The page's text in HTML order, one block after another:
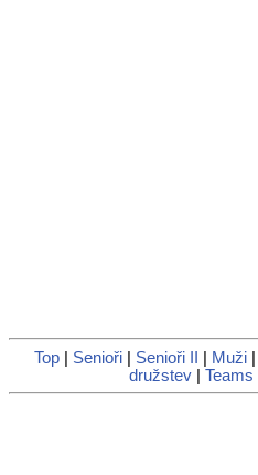
Top Senioři Senioři II Muži
družstev|